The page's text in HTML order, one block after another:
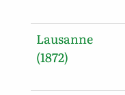
Lausanne
(1872)